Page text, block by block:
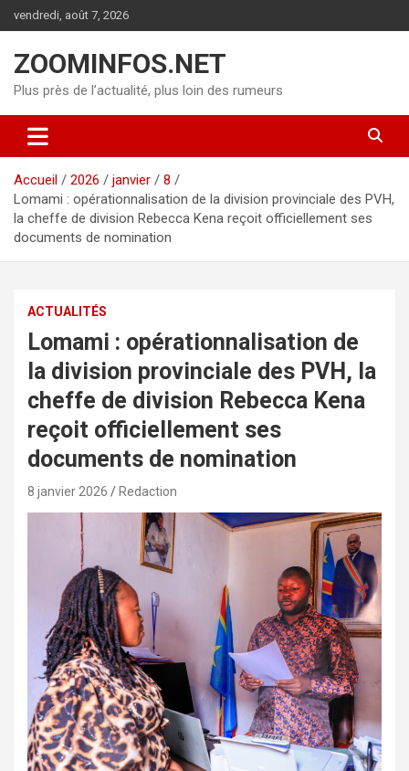
au
vendredi, août 7, 2026
ZOOMINFOS.NET
Plus près de l’actualité, plus loin des rumeurs
Accueil 2026 janvier
8
Lomami : opérationnalisation de la division provinciale des PVH,
la cheffe de division Rebecca Kena reçoit officiellement ses
documents de nomination
ACTUALITÉS
Lomami : opérationnalisation de
la division provinciale des PVH, la
cheffe de division Rebecca Kena
reçoit officiellement ses
documents de nomination
8 janvier 2026 Redaction